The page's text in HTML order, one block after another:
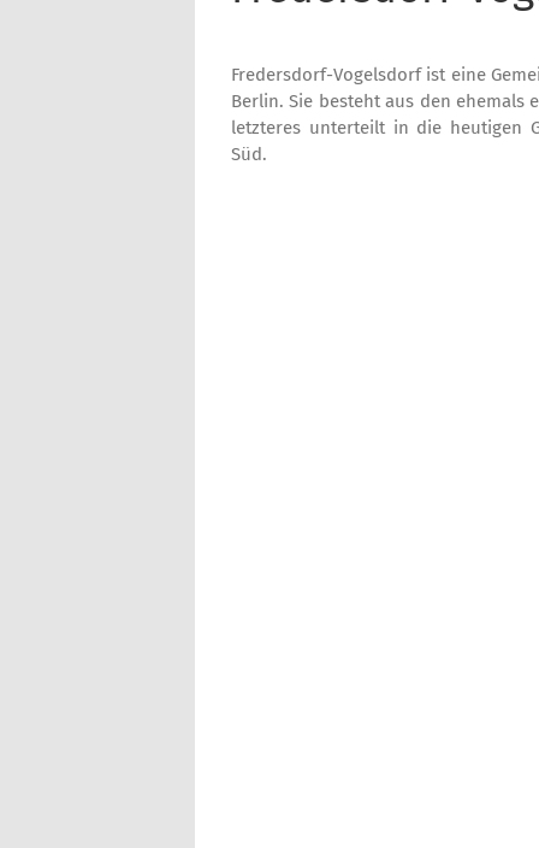
Fredersdorf-Vogelsdorf ist eine
Berlin. Sie besteht aus den ehemals
letzteres unterteilt in die heutigen
Süd.